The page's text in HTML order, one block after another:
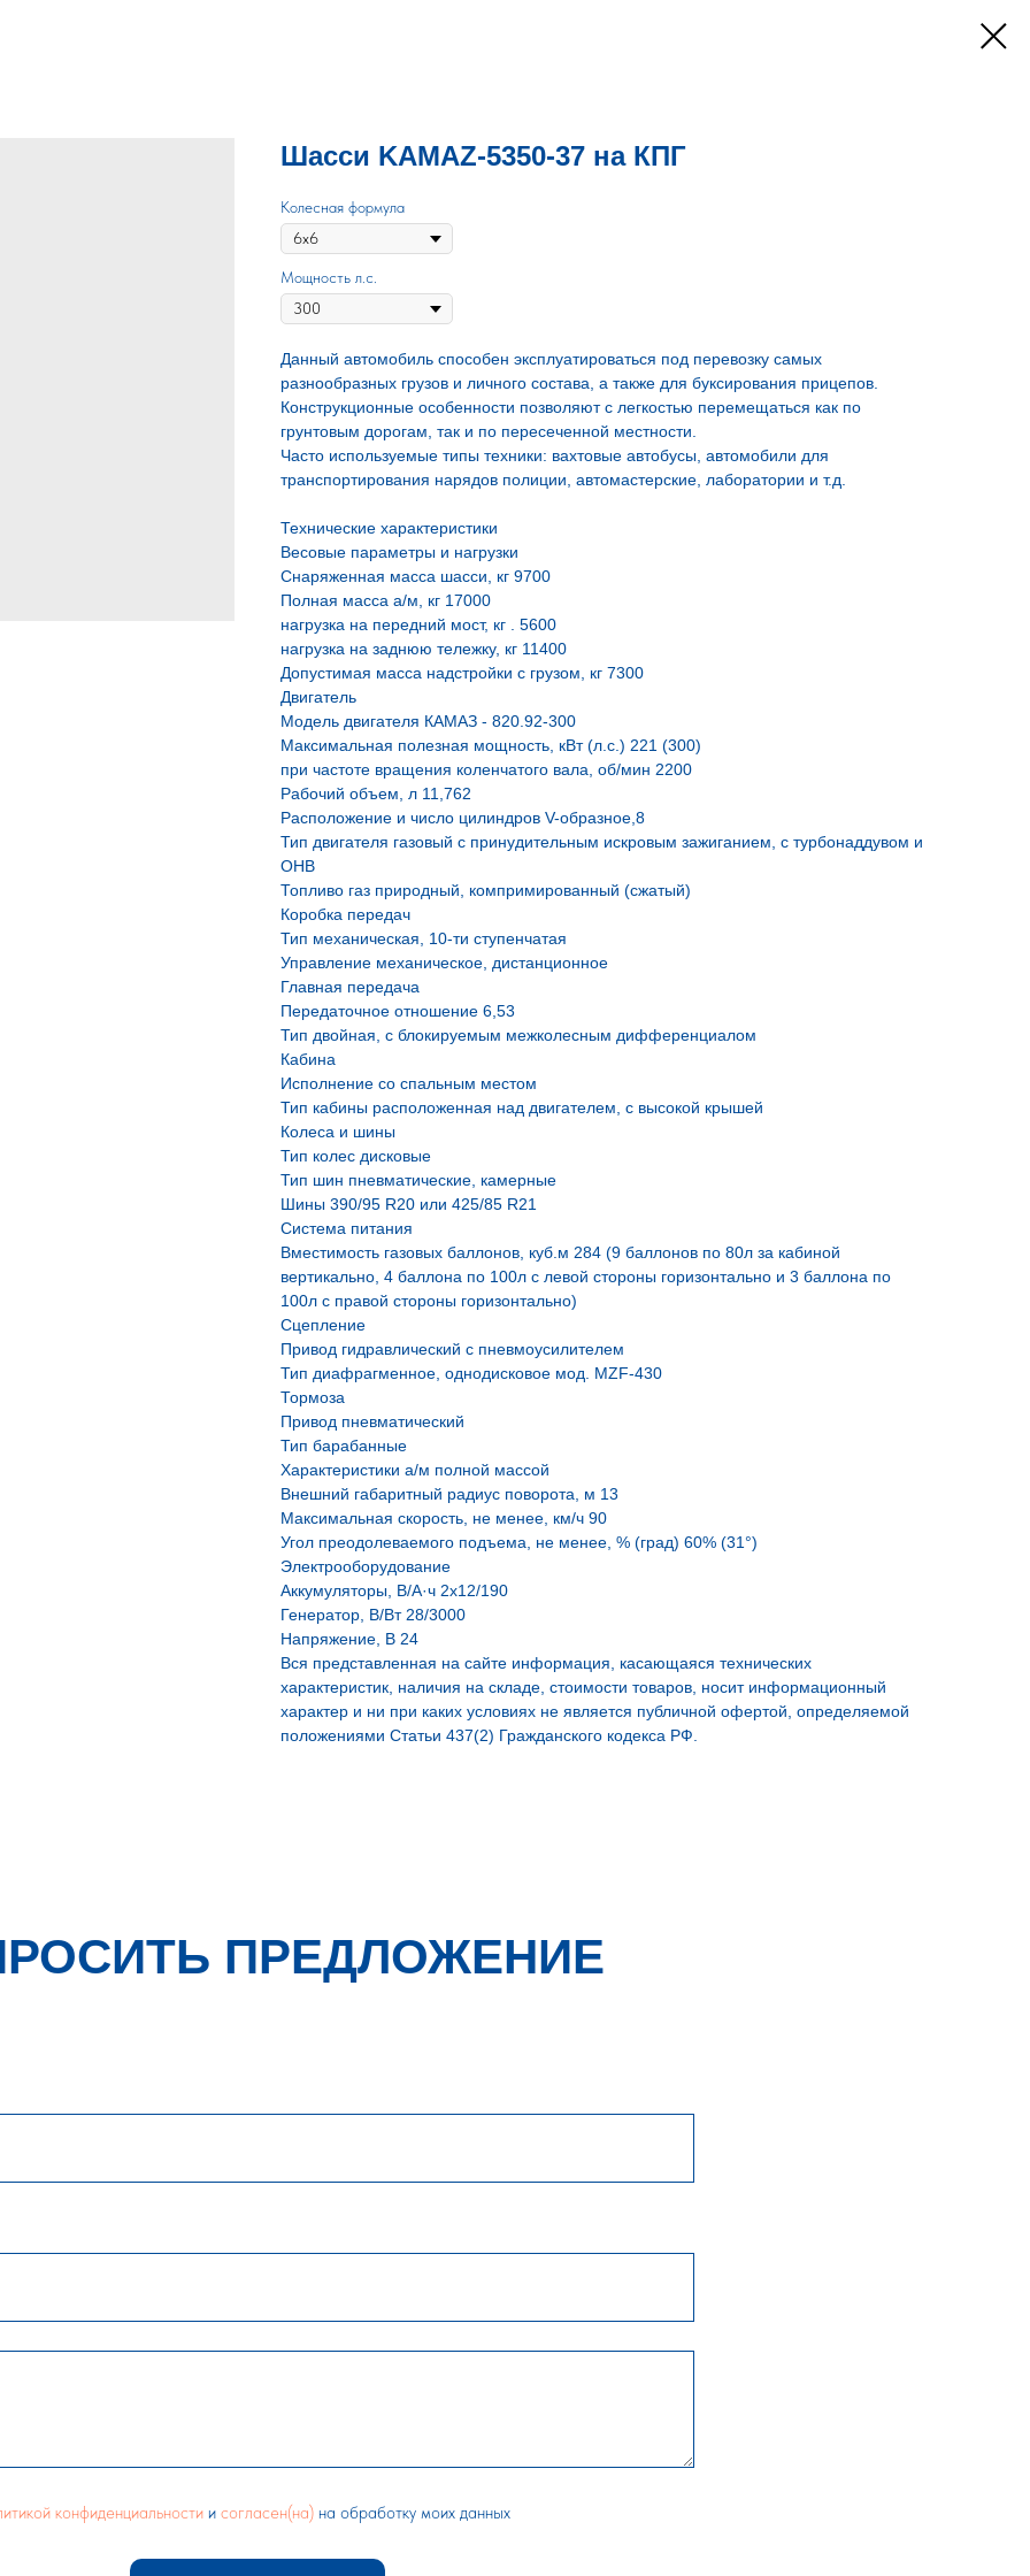
Шасси KAMAZ-5350-37 на КПГ
Колесная формула
Мощность л.с.
Данный автомобиль способен эксплуатироваться под перевозку самых
разнообразных грузов и личного состава, а также для буксирования прицепов.
Конструкционные особенности позволяют с легкостью перемещаться как по
грунтовым дорогам, так и по пересеченной местности.
Часто используемые типы техники: вахтовые автобусы, автомобили для
транспортирования нарядов полиции, автомастерские, лаборатории и т.д.
Технические характеристики
Весовые параметры и нагрузки
Снаряженная масса шасси, кг 9700
Полная масса а/м, кг 17000
нагрузка на передний мост, кг . 5600
нагрузка на заднюю тележку, кг 11400
Допустимая масса надстройки с грузом, кг 7300
Двигатель
Модель двигателя КАМАЗ - 820.92-300
Максимальная полезная мощность, кВт (л.с.) 221 (300)
при частоте вращения коленчатого вала, об/мин 2200
Рабочий объем, л 11,762
Расположение и число цилиндров V-образное,8
Тип двигателя газовый с принудительным искровым зажиганием, с турбонаддувом и
ОНВ
Топливо газ природный, компримированный (сжатый)
Коробка передач
Тип механическая, 10-ти ступенчатая
Управление механическое, дистанционное
Главная передача
Передаточное отношение 6,53
Тип двойная, с блокируемым межколесным дифференциалом
Кабина
Исполнение со спальным местом
Тип кабины расположенная над двигателем, с высокой крышей
Колеса и шины
Тип колес дисковые
Тип шин пневматические, камерные
Шины 390/95 R20 или 425/85 R21
Система питания
Вместимость газовых баллонов, куб.м 284 (9 баллонов по 80л за кабиной
вертикально, 4 баллона по 100л с левой стороны горизонтально и 3 баллона по
100л с правой стороны горизонтально)
Сцепление
Привод гидравлический с пневмоусилителем
Тип диафрагменное, однодисковое мод. MZF-430
Тормоза
Привод пневматический
Тип барабанные
Характеристики а/м полной массой
Внешний габаритный радиус поворота, м 13
Максимальная скорость, не менее, км/ч 90
Угол преодолеваемого подъема, не менее, % (град) 60% (31°)
Электрооборудование
Аккумуляторы, В/А·ч 2х12/190
Генератор, В/Вт 28/3000
Напряжение, B 24
Вся представленная на сайте информация, касающаяся технических
характеристик, наличия на складе, стоимости товаров, носит информационный
характер и ни при каких условиях не является публичной офертой, определяемой
положениями Статьи 437(2) Гражданского кодекса РФ.
ПРЕДЛОЖЕНИЕ
конфиденциальности и согласен(на) на обработку моих данных